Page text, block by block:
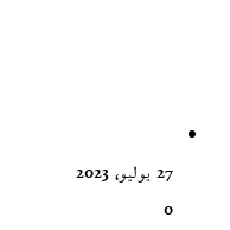
27 يوليو، 2023
0